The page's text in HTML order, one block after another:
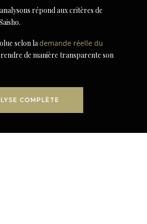
répond aux critères de
selon lademande réelle du
de manière transparente son
COMPLÈTE